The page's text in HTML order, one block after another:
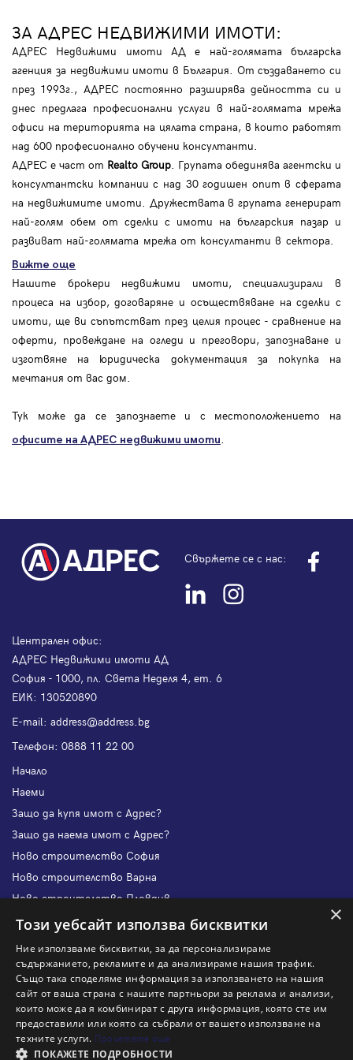
ЗА АДРЕС НЕДВИЖИМИ ИМОТИ:
АДРЕС Недвижими имоти АД е най-голямата българска
агенция за недвижими имоти в България. От създаването си
през 1993г., АДРЕС постоянно разширява дейността си и
днес предлага професионални услуги в най-голямата мрежа
офиси на територията на цялата страна, в които работят
над 600 професионално обучени консултанти.
АДРЕС е част от Realto Group . Групата обединява агентски и
консултантски компании с над 30 годишен опит в сферата
на недвижимите имоти. Дружествата в групата генерират
най-голям обем от сделки с имоти на българския пазар и
развиват най-голямата мрежа от консултанти в сектора.
Вижте още
Нашите брокери недвижими имоти, специализирали в
процеса на избор, договаряне и осъществяване на сделки с
имоти, ще ви съпътстват през целия процес - сравнение на
оферти, провеждане на огледи и преговори, запознаване и
изготвяне на юридическа документация за покупка на
мечтания от вас дом.
Тук може да се запознаете и с местоположението на
офисите на АДРЕС недвижими имоти
Свържете се с нас:
Централен офис:
АДРЕС Недвижими имоти АД
София - 1000, пл. Света Неделя 4, ет. 6
ЕИК: 130520890
Е-mail: address@address.bg
Телефон: 0888 11 22 00
Начало
Наеми
Защо да купя имот с Адрес?
Защо да наема имот с Адрес?
Ново строителство София
Ново строителство Варна
Ново строителство Пловдив
Ново строителство Бургас
Защо да отдам имот с Адрес?
Наши офиси
Кариери
Кои сме ние?
Франчайз
×
Този уебсайт използва бисквитки
Ние използваме бисквитки, за да персонализираме
съдържанието, рекламите и да анализираме нашия трафик.
Също така споделяме информация за използването на нашия
сайт от ваша страна с нашите партньори за реклама и анализи,
които може да я комбинират с друга информация, която сте им
предоставили или която са събрали от вашето използване на
техните услуги. Прочетете още
ПОКАЖЕТЕ ПОДРОБНОСТИ